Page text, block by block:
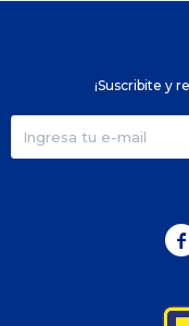
¡Suscribite y
